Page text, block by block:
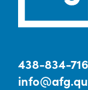
438-834-